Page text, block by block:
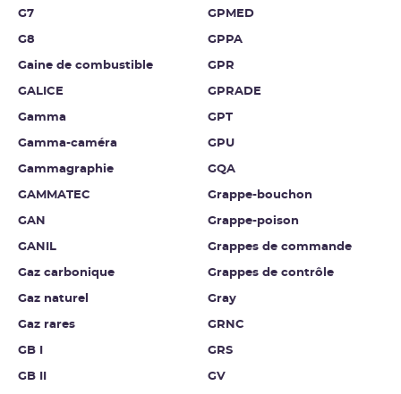
G7
G8
Gaine de combustible
GALICE
Gamma
Gamma-caméra
Gammagraphie
GAMMATEC
GAN
GANIL
Gaz carbonique
Gaz naturel
Gaz rares
GB I
GB II
GPMED
GPPA
GPR
GPRADE
GPT
GPU
GQA
Grappe-bouchon
Grappe-poison
Grappes de commande
Grappes de contrôle
Gray
GRNC
GRS
GV